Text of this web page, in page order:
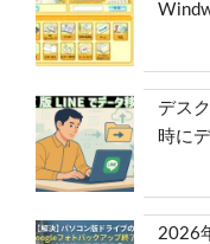
デス
時に
2026